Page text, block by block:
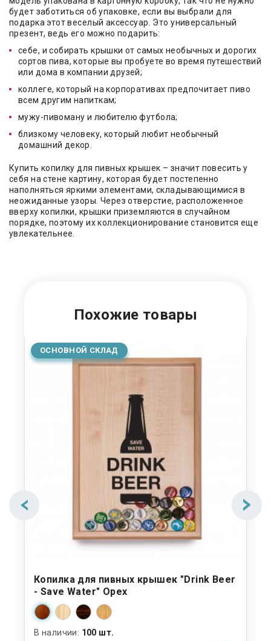
будет заботиться об упаковке, если вы выбрали для
подарка этот веселый аксессуар. Это универсальный
презент, ведь его можно подарить:
себе, и собирать крышки от самых необычных и дорогих
сортов пива, которые вы пробуете во время путешествий
или дома в компании друзей;
коллеге, который на корпоративах предпочитает пиво
всем другим напиткам;
мужу-пивоману и любителю футбола;
близкому человеку, который любит необычный
домашний декор.
Купить копилку для пивных крышек – значит повесить у
себя на стене картину, которая будет постепенно
наполняться яркими элементами, складывающимися в
неожиданные узоры. Через отверстие, расположенное
вверху копилки, крышки приземляются в случайном
порядке, поэтому их коллекционирование становится еще
увлекательнее.
Похожие товары
ОСНОВНОЙ СКЛАД
Копилка для пивных крышек "Drink Beer
- Save Water" Орех
В наличии: 100 шт.